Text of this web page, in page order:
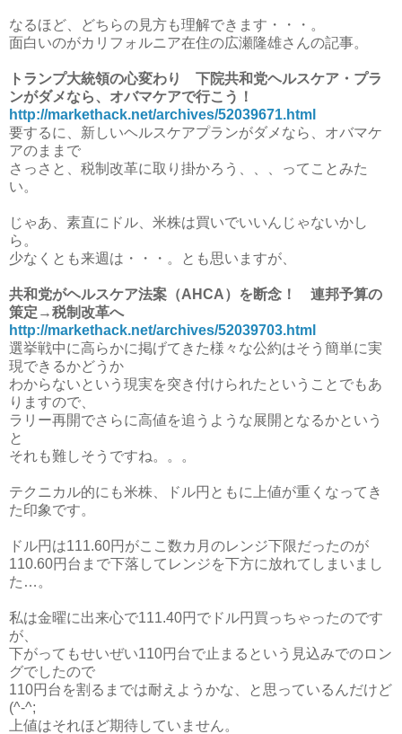
なるほど、どちらの見方も理解できます・・・。
面白いのがカリフォルニア在住の広瀬隆雄さんの記事。
トランプ大統領の心変わり 下院共和党ヘルスケア・プラ
ンがダメなら、オバマケアで行こう！
http://markethack.net/archives/52039671.html
要するに、新しいヘルスケアプランがダメなら、オバマケ
アのままで
さっさと、税制改革に取り掛かろう、、、ってことみた
い。
じゃあ、素直にドル、米株は買いでいいんじゃないかし
ら。
少なくとも来週は・・・。とも思いますが、
共和党がヘルスケア法案（AHCA）を断念！ 連邦予算の
策定→税制改革へ
http://markethack.net/archives/52039703.html
選挙戦中に高らかに掲げてきた様々な公約はそう簡単に実
現できるかどうか
わからないという現実を突き付けられたということでもあ
りますので、
ラリー再開でさらに高値を追うような展開となるかという
と
それも難しそうですね。。。
テクニカル的にも米株、ドル円ともに上値が重くなってき
た印象です。
ドル円は111.60円がここ数カ月のレンジ下限だったのが
110.60円台まで下落してレンジを下方に放れてしまいまし
た…。
私は金曜に出来心で111.40円でドル円買っちゃったのです
が、
下がってもせいぜい110円台で止まるという見込みでのロン
グでしたので
110円台を割るまでは耐えようかな、と思っているんだけど
(^-^;
上値はそれほど期待していません。